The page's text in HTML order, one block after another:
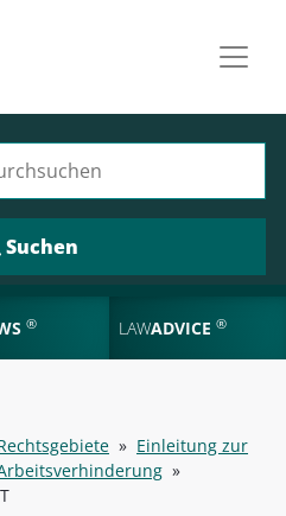
® LAWADVICE ®
» Einleitung zur
»